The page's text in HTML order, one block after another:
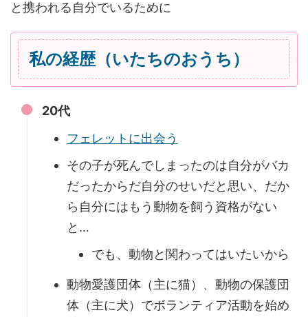
と携われる自分でいるために
私の経歴（いたちのおうち）
20代
フェレットに出会う
その子が死んでしまったのは自分がバカ
だったからだ自分のせいだと思い、だか
ら自分にはもう動物を飼う資格がない
と…
でも、動物と関わってはいたいから
動物愛護団体（主に猫）、動物の保護団
体（主に犬）でボランティア活動を始め